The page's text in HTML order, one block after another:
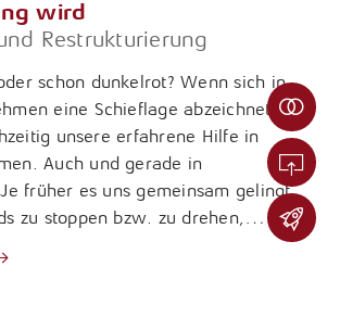
wird
Restrukturierung
schon dunkelrot? Wenn sich in
eine Schieflage abzeichnet,
unsere erfahrene Hilfe in
Auch und gerade in
früher es uns gemeinsam gelingt,
zu stoppen bzw. zu drehen,…
n
t
w
e
r
d
e
e
n
-
F
e
r
n
b
a
r
r
i
e
e